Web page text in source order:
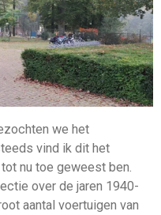
we het
vind ik dit het
nu toe geweest ben.
over de jaren 1940-
aantal voertuigen van